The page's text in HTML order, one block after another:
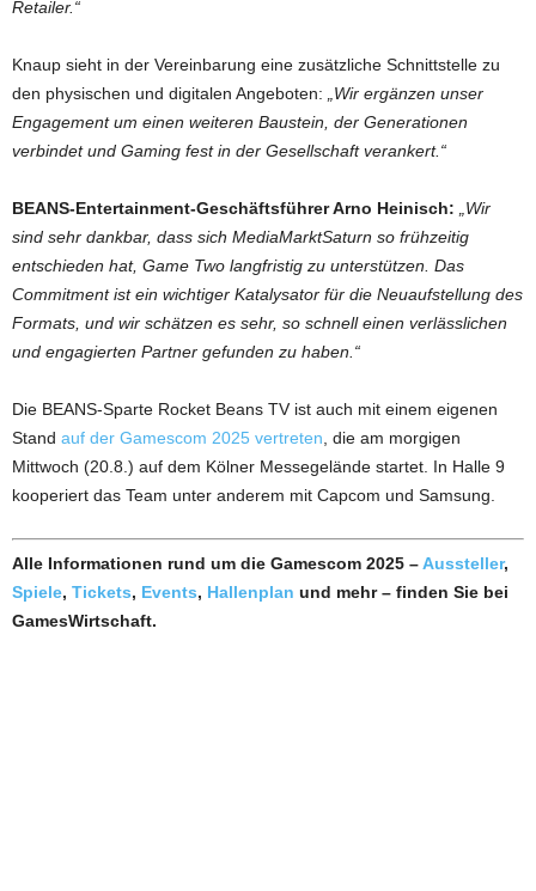
Retailer.“
Knaup sieht in der Vereinbarung eine zusätzliche Schnittstelle zu
den physischen und digitalen Angeboten:
„Wir ergänzen unser
Engagement um einen weiteren Baustein, der Generationen
verbindet und Gaming fest in der Gesellschaft verankert.“
BEANS-Entertainment-Geschäftsführer Arno Heinisch:
„Wir
sind sehr dankbar, dass sich MediaMarktSaturn so frühzeitig
entschieden hat, Game Two langfristig zu unterstützen. Das
Commitment ist ein wichtiger Katalysator für die Neuaufstellung des
Formats, und wir schätzen es sehr, so schnell einen verlässlichen
und engagierten Partner gefunden zu haben.“
Die BEANS-Sparte Rocket Beans TV ist auch mit einem eigenen
Stand auf der Gamescom 2025 vertreten , die am morgigen
Mittwoch (20.8.) auf dem Kölner Messegelände startet. In Halle 9
kooperiert das Team unter anderem mit Capcom und Samsung.
Alle Informationen rund um die Gamescom 2025 –Aussteller,
Spiele, Tickets, Events, Hallenplan und mehr – finden Sie bei
GamesWirtschaft.